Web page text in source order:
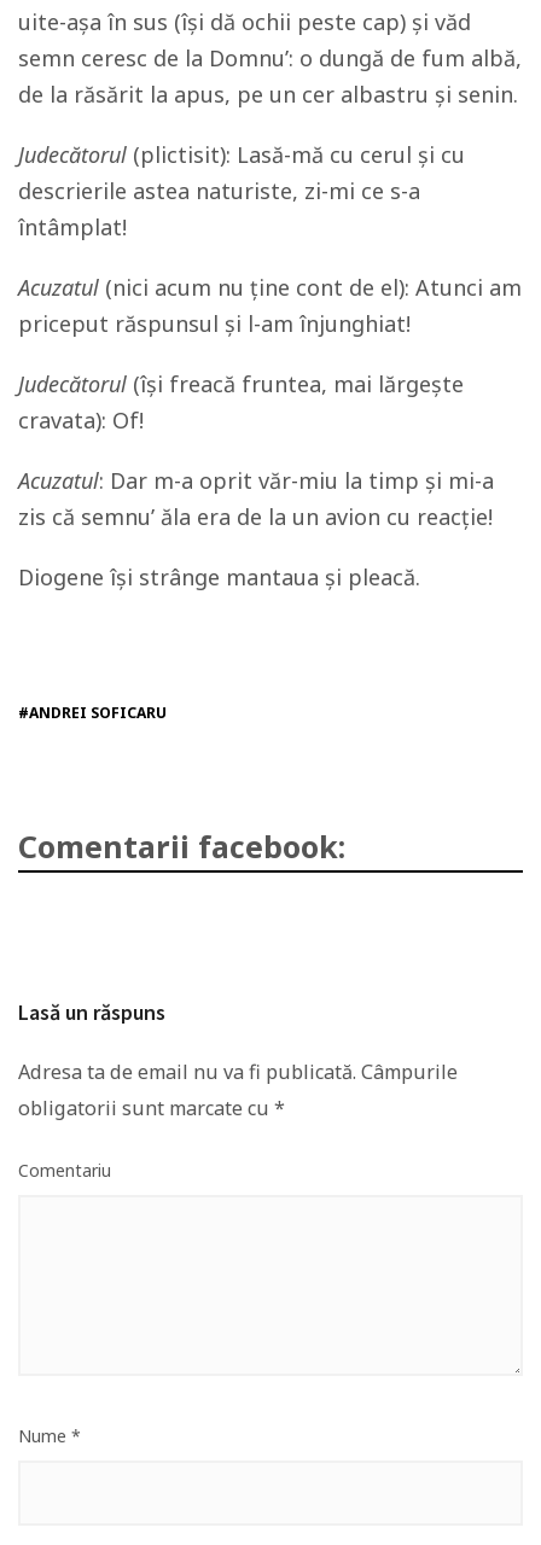
uite-așa în sus (își dă ochii peste cap) și văd
semn ceresc de la Domnu’: o dungă de fum albă,
de la răsărit la apus, pe un cer albastru și senin.
Judecătorul (plictisit): Lasă-mă cu cerul și cu
descrierile astea naturiste, zi-mi ce s-a
întâmplat!
Acuzatul (nici acum nu ține cont de el): Atunci am
priceput răspunsul și l-am înjunghiat!
Judecătorul (își freacă fruntea, mai lărgește
cravata): Of!
Acuzatul: Dar m-a oprit văr-miu la timp și mi-a
zis că semnu’ ăla era de la un avion cu reacție!
Diogene își strânge mantaua și pleacă.
#ANDREI SOFICARU
Comentarii facebook:
Lasă un răspuns
Adresa ta de email nu va fi publicată. Câmpurile
obligatorii sunt marcate cu *
Comentariu
Nume *